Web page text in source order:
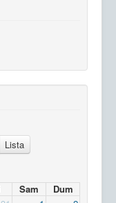
Lista
Sam
Dum